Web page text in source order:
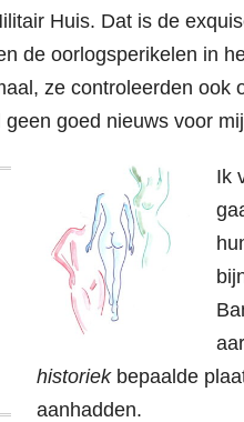
Huis. Dat is de
de oorlogsperikelen in
ze controleerden ook
goed nieuws voor
Ik
historiekbepaalde
aanhadden.